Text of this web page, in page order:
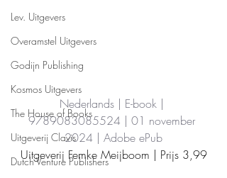
Lev. Uitgevers
Overamstel Uitgevers
Godijn Publishing
Kosmos Uitgevers
The House of Books
Uitgeverij Clavis
Dutch Venture Publishers
Nederlands | E-book |
9789083085524 | 01 november
2024 | Adobe ePub
Uitgeverij Femke Meijboom | Prijs 3,99